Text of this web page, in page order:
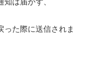
った際に送信されま